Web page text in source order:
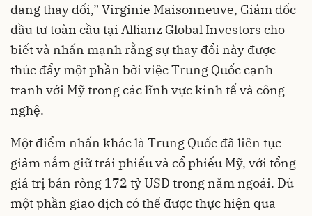
đang thay đổi,” Virginie Maisonneuve, Giám đốc
đầu tư toàn cầu tại Allianz Global Investors cho
biết và nhấn mạnh rằng sự thay đổi này được
thúc đẩy một phần bởi việc Trung Quốc cạnh
tranh với Mỹ trong các lĩnh vực kinh tế và công
nghệ.
Một điểm nhấn khác là Trung Quốc đã liên tục
giảm nắm giữ trái phiếu và cổ phiếu Mỹ, với tổng
giá trị bán ròng 172 tỷ USD trong năm ngoái. Dù
một phần giao dịch có thể được thực hiện qua